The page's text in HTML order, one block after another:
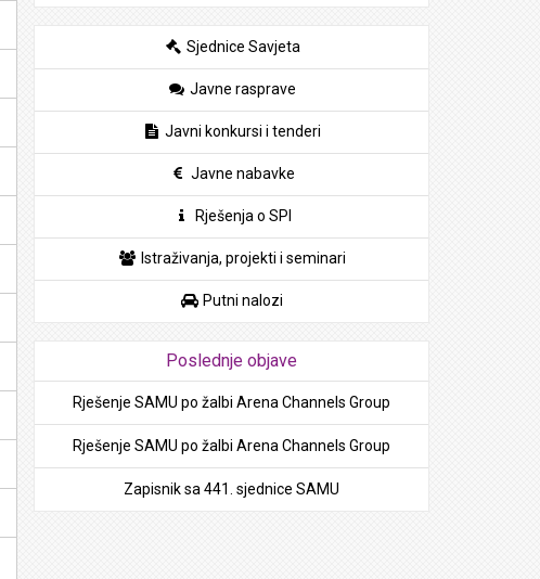
Sjednice Savjeta
Javne rasprave
Javni konkursi i tenderi
Javne nabavke
Rješenja o SPI
Istraživanja, projekti i seminari
Putni nalozi
Poslednje objave
Rješenje SAMU po žalbi Arena Channels Group
Rješenje SAMU po žalbi Arena Channels Group
Zapisnik sa 441. sjednice SAMU